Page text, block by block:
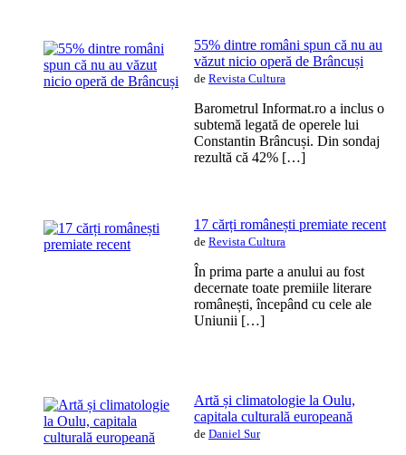
55% dintre români spun că nu au
văzut nicio operă de Brâncuși
de Revista Cultura
Barometrul Informat.ro a inclus o
subtemă legată de operele lui
Constantin Brâncuși. Din sondaj
rezultă că 42% […]
17 cărți românești premiate recent
de Revista Cultura
În prima parte a anului au fost
decernate toate premiile literare
românești, începând cu cele ale
Uniunii […]
Artă și climatologie la Oulu,
capitala culturală europeană
de Daniel Sur